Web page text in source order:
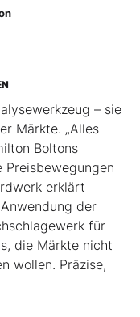
– sie
Märkte. „Alles
Boltons
erklärt
der
für
die Märkte nicht
wollen. Präzise,